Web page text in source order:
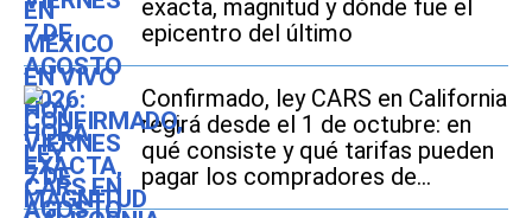
exacta, magnitud y dónde fue el
epicentro del último
Confirmado, ley CARS en California
regirá desde el 1 de octubre: en
qué consiste y qué tarifas pueden
pagar los compradores de
vehículos usados